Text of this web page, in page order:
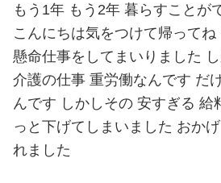
もう1年 もう2年 暮らすことが
こんにちは気をつけて帰って
懸命仕事をしてまいりました
介護の仕事 重労働なんです だ
んです しかしその 安すぎる 給
っと下げてしまいました おか
れました